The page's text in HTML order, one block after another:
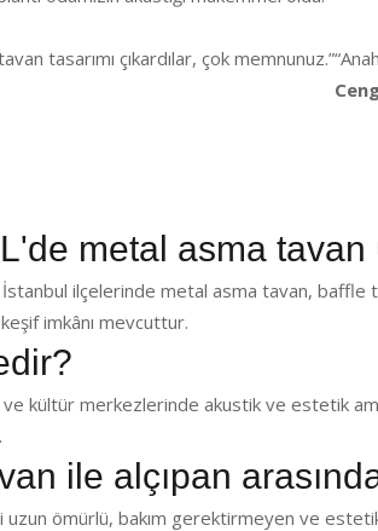
tasarımı çıkardılar, çok memnunuz.”
metal asma tavan
ilçelerinde metal asma tavan, baffle
imkânı mevcuttur.
kültür merkezlerinde akustik ve estetik
ile alçıpan
ömürlü, bakım gerektirmeyen ve